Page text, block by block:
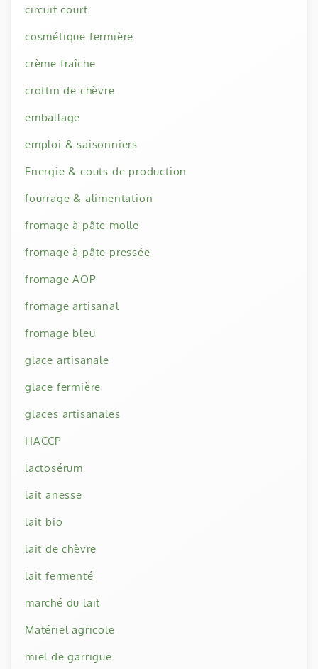
circuit court
cosmétique fermière
crème fraîche
crottin de chèvre
emballage
emploi & saisonniers
Energie & couts de production
fourrage & alimentation
fromage à pâte molle
fromage à pâte pressée
fromage AOP
fromage artisanal
fromage bleu
glace artisanale
glace fermière
glaces artisanales
HACCP
lactosérum
lait anesse
lait bio
lait de chèvre
lait fermenté
marché du lait
Matériel agricole
miel de garrigue